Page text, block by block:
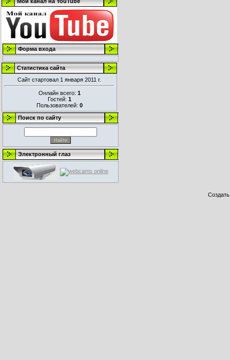
Форма входа
Статистика сайта
Сайт стартовал 1 января 2011 г.
Онлайн всего: 1
Гостей: 1
Пользователей: 0
Поиск по сайту
Электронный глаз